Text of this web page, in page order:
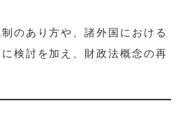
のあり方や、諸外国における
検討を加え、財政法概念の再